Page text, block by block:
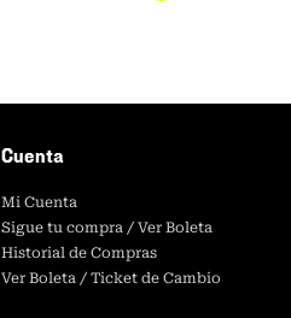
Cuenta
Mi Cuenta
Sigue tu compra / Ver Boleta
Historial de Compras
Ver Boleta / Ticket de Cambio